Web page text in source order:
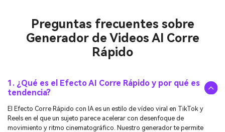
Preguntas frecuentes sobre
Generador de Videos AI Corre
Rápido
1. ¿Qué es el Efecto AI Corre Rápido y por qué es
tendencia?
El Efecto Corre Rápido con IA es un estilo de vídeo viral en TikTok y
Reels en el que un sujeto parece acelerar con desenfoque de
movimiento y ritmo cinematográfico. Nuestro generador te permite